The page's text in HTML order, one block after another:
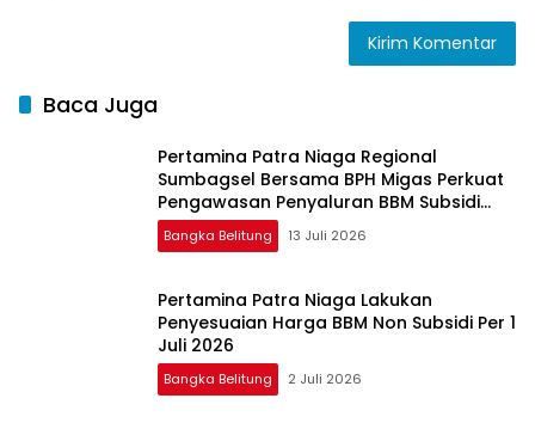
Baca Juga
Pertamina Patra Niaga Regional
Sumbagsel Bersama BPH Migas Perkuat
Pengawasan Penyaluran BBM Subsidi
bagi Nelayan melalui Aplikasi XSTAR
Bangka Belitung 13 Juli 2026
Pertamina Patra Niaga Lakukan
Penyesuaian Harga BBM Non Subsidi Per 1
Juli 2026
Bangka Belitung 2 Juli 2026